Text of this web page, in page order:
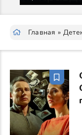
Главная »